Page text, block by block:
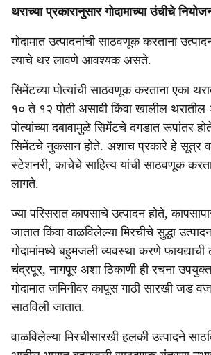
थराच्या प्रकारानुसार गोदामाच्या उंचीचे
गोदामात उत्पादनांची साठवणूक करताना
त्याचे थर लावणे आवश्यक असते.
सिमेंटच्या पोत्यांची साठवणूक करताना एका
१० ते १२ पोती असावी किंवा खालील थरातील
पोत्यांच्या दबावामुळे सिमेंटचे दगडात रूपांतर
सिमेंटचे नुकसान होते. अशाच प्रकारे हे सूत्र
स्टेशनरी, काचेचे साहित्य यांची साठवणूक
लागते.
ज्या परिसरात कापसाचे उत्पादन होते,
जातात किंवा वाळविलेल्या मिरचीचे सुद्धा
गोदामांमध्ये बहुमजली व्यवस्था करणे
चंद्रपूर, नागपूर अशा ठिकाणी ही रचना
गोदामात जमिनीवर कापूस गाठी सारखी जड
साठविली जातात.
वाळविलेल्या मिरचीसारखी हलकी उत्पादने